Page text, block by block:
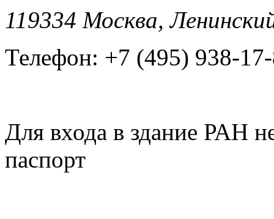
119334 Москва,
Телефон: +7 (495) 938-17-
Для входа в здание РАН
паспорт